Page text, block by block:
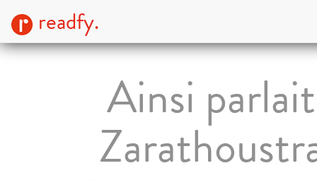
readfy.
Ainsi parlait